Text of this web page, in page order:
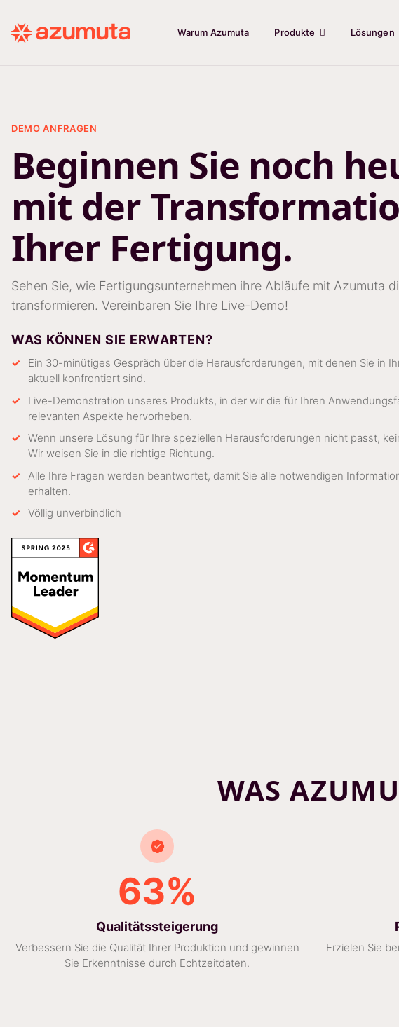
Warum Azumuta Produkte Lösungen
DEMO ANFRAGEN
Beginnen Sie noch
mit der
Ihrer Fertigung.
Sehen Sie, wie Fertigungsunternehmen ihre Abläufe mit Azumuta
transformieren. Vereinbaren Sie Ihre Live-Demo!
WAS KÖNNEN SIE ERWARTEN?
Ein 30-minütiges Gespräch über die Herausforderungen, mit denen Sie in
aktuell konfrontiert sind.
Live-Demonstration unseres Produkts, in der wir die für Ihren
relevanten Aspekte hervorheben.
Wenn unsere Lösung für Ihre speziellen Herausforderungen nicht passt,
Wir weisen Sie in die richtige Richtung.
Alle Ihre Fragen werden beantwortet, damit Sie alle notwendigen
erhalten.
Völlig unverbindlich
WAS
63%
Qualitätssteigerung
Verbessern Sie die Qualität Ihrer Produktion und gewinnen
Sie Erkenntnisse durch Echtzeitdaten.
Erzielen Sie